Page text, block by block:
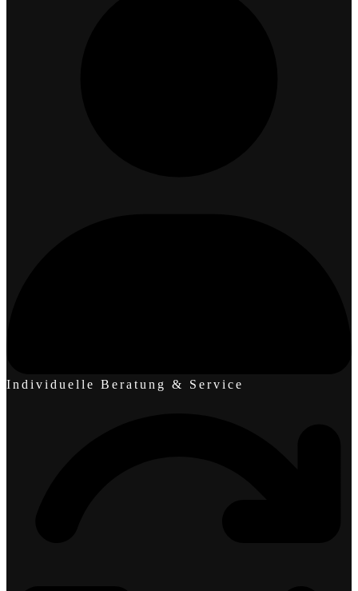
Individuelle Beratung & Service